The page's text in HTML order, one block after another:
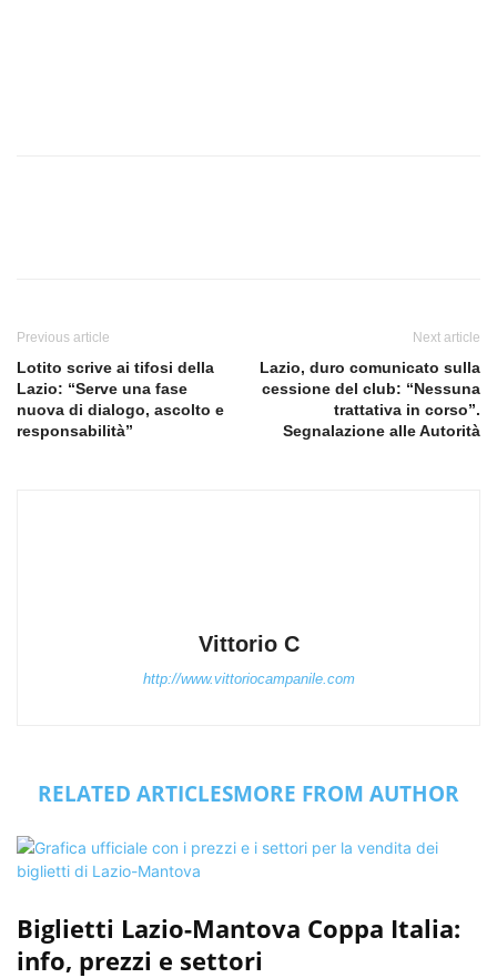
Previous article
Lotito scrive ai tifosi della
Lazio: “Serve una fase
nuova di dialogo, ascolto e
responsabilità”
Next article
Lazio, duro comunicato sulla
cessione del club: “Nessuna
trattativa in corso”.
Segnalazione alle Autorità
Vittorio C
http://www.vittoriocampanile.com
RELATED ARTICLESMORE FROM AUTHOR
Biglietti Lazio-Mantova Coppa Italia:
info, prezzi e settori